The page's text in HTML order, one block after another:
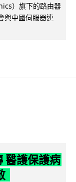
）旗下的路由器
與中國伺服器連
醫護保護病